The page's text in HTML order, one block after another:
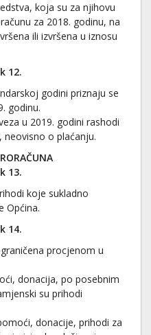
koja su za njihovu
za 2018. godinu, na
ili izvršena u iznosu
12.
godini priznaju se
godinu.
u 2019. godini rashodi
neovisno o plaćanju.
13.
koje sukladno
Općina.
14.
procjenom u
donacija, po posebnim
su prihodi
donacije, prihodi za